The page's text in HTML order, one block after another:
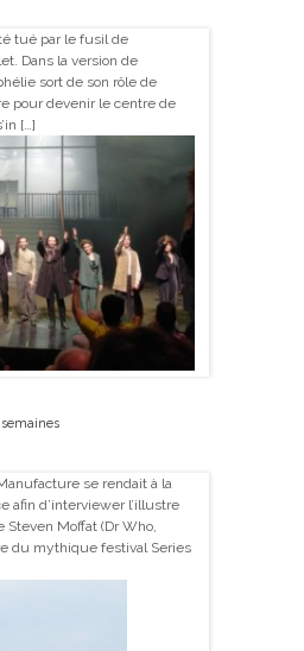
tué par le fusil de
Dans la version de
sort de son rôle de
pour devenir le centre de
[…]
se rendait à la
afin d’interviewer l’illustre
Moffat (Dr Who,
du mythique festival Series